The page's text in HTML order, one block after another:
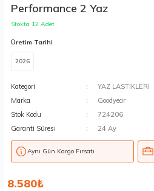
Performance 2 Yaz
Stokta 12 Adet
Üretim Tarihi
2026
Kategori
YAZ LASTİKLERİ
Marka
Goodyear
Stok Kodu
724206
Garanti Süresi
24 Ay
Aynı Gün Kargo Fırsatı
8.580₺